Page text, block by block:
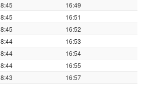
8:45
16:49
8:45
16:51
8:45
16:52
8:44
16:53
8:44
16:54
8:44
16:55
8:43 16:57